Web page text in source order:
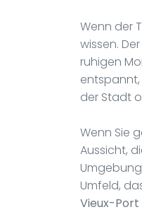
Wenn der
wissen.
ruhigen
der Stadt
Wenn Sie
Aussicht,
Umfeld,
Vieux-Port